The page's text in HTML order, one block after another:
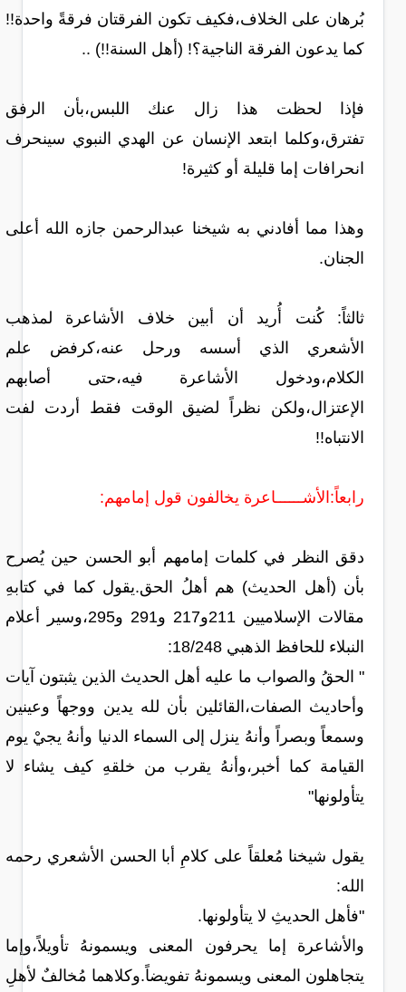
بُرهان على الخلاف،فكيف تكون الفرقتان فرقةً واحدة!!
كما يدعون الفرقة الناجية؟! (أهل السنة!!) ..
فإذا لحظت هذا زال عنك اللبس،بأن الرفق
تفترق،وكلما ابتعد الإنسان عن الهدي النبوي سينحرف
انحرافات إما قليلة أو كثيرة!
وهذا مما أفادني به شيخنا عبدالرحمن جازه الله أعلى
الجنان.
ثالثاً: كُنت أُريد أن أبين خلاف الأشاعرة لمذهب
الأشعري الذي أسسه ورحل عنه،كرفض علم
الكلام،ودخول الأشاعرة فيه،حتى أصابهم
الإعتزال،ولكن نظراً لضيق الوقت فقط أردت لفت
الانتباه!!
رابعاً:الأشــــــاعرة يخالفون قول إمامهم:
دقق النظر في كلمات إمامهم أبو الحسن حين يُصرح
بأن (أهل الحديث) هم أهلُ الحق.يقول كما في كتابهِ
مقالات الإسلاميين 211و217 و291 و295،وسير أعلام
النبلاء للحافظ الذهبي 18/248:
" الحقُ والصواب ما عليه أهل الحديث الذين يثبتون آيات
وأحاديث الصفات،القائلين بأن لله يدين ووجهاً وعينين
وسمعاً وبصراً وأنهُ ينزل إلى السماء الدنيا وأنهُ يجيْ يوم
القيامة كما أخبر،وأنهُ يقرب من خلقهِ كيف يشاء لا
يتأولونها"
يقول شيخنا مُعلقاً على كلامِ أبا الحسن الأشعري رحمه
الله:
"فأهل الحديثِ لا يتأولونها.
والأشاعرة إما يحرفون المعنى ويسمونهُ تأويلاً،وإما
يتجاهلون المعنى ويسمونهُ تفويضاً.وكلاهما مُخالفٌ لأهلِ